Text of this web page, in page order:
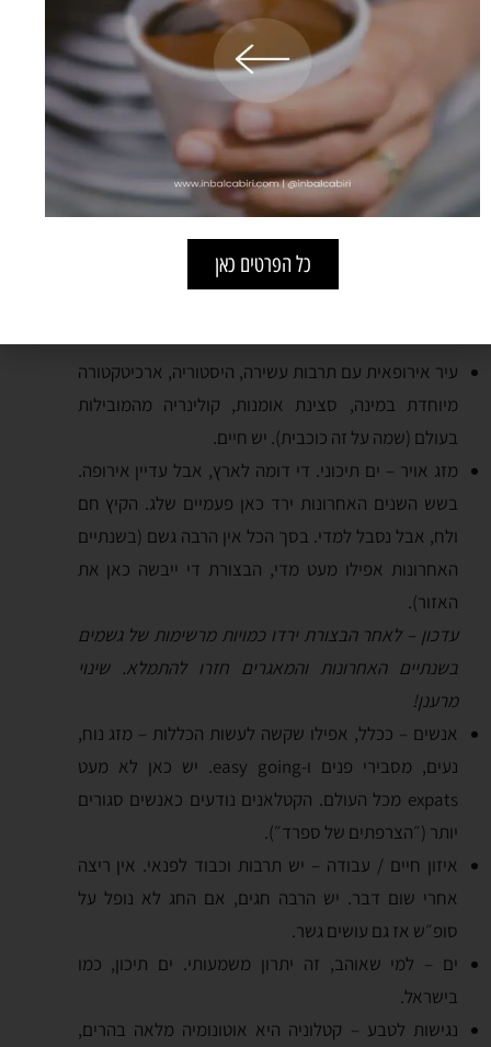
באינטרנט, באתרים כמו
Habitaclia,Fotocasa Idealista
.
השוק נשלט על ידי מתווכים. אם אתן שוכרות בית, לא יהיה זה
רעיון רע להתייעץ עם עורכת דין מקומית בטרם החתימה על
החוזה (מילה של עורכת דין :)).
ברצלונה - יתרונות
עיר אירופאית עם תרבות עשירה, היסטוריה, ארכיטקטורה
מיוחדת במינה, סצינת אומנות, קולינריה מהמובילות
בעולם (שמה על זה כוכבית). יש חיים.
מזג אויר – ים תיכוני. די דומה לארץ, אבל עדיין אירופה.
בשש השנים האחרונות ירד כאן פעמיים שלג. הקיץ חם
ולח, אבל נסבל למדי. בסך הכל אין הרבה גשם (בשנתיים
האחרונות אפילו מעט מדי, הבצורת די ייבשה כאן את
האזור).
עדכון – לאחר הבצורת ירדו כמויות מרשימות של גשמים
בשנתיים האחרונות והמאגרים חזרו להתמלא. שינוי
מרענן!
אנשים – ככלל, אפילו שקשה לעשות הכללות – מזג נוח,
נעים, מסבירי פנים ו-easy going. יש כאן לא מעט
expats מכל העולם. הקטלאנים נודעים כאנשים סגורים
יותר (״הצרפתים של ספרד״).
איזון חיים / עבודה – יש תרבות וכבוד לפנאי. אין ריצה
אחרי שום דבר. יש הרבה חגים, אם החג לא נופל על
סופ״ש אז גם עושים גשר.
ים – למי שאוהב, זה יתרון משמעותי. ים תיכון, כמו
בישראל.
נגישות לטבע – קטלוניה היא אוטונומיה מלאה בהרים,
כל הפרטים כאן